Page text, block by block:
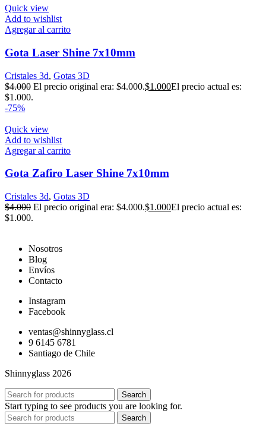
Quick view
Add to wishlist
Agregar al carrito
Gota Laser Shine 7x10mm
Cristales 3d, Gotas 3D
$4.000 El precio original era: $4.000.$1.000El precio actual es:
$1.000.
-75%
Quick view
Add to wishlist
Agregar al carrito
Gota Zafiro Laser Shine 7x10mm
Cristales 3d, Gotas 3D
$4.000 El precio original era: $4.000.$1.000El precio actual es:
$1.000.
Nosotros
Blog
Envíos
Contacto
Instagram
Facebook
ventas@shinnyglass.cl
9 6145 6781
Santiago de Chile
Shinnyglass 2026
Search
Start typing to see products you are looking for.
Search